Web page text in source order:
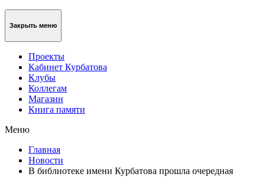
Закрыть меню
Проекты
Кабинет Курбатова
Клубы
Коллегам
Магазин
Книга памяти
Меню
Главная
Новости
В библиотеке имени Курбатова прошла очередная